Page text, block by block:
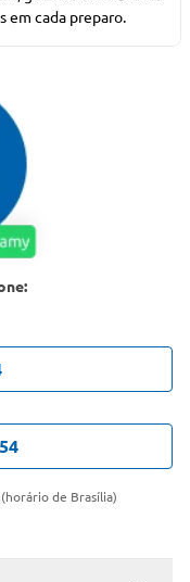
em cada preparo.
de Brasília)